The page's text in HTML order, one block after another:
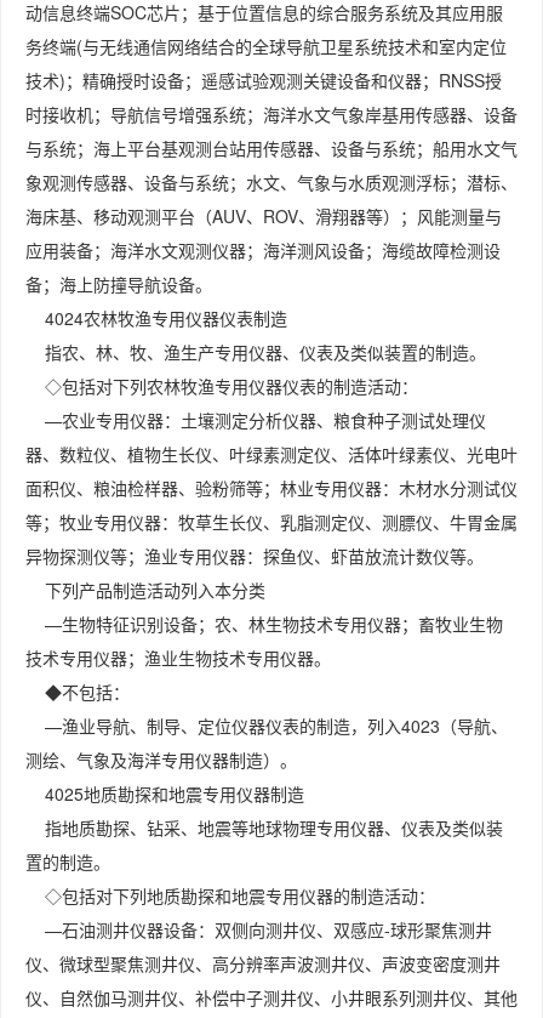
动信息终端SOC芯片；基于位置信息的综合服务系统及其应用服
务终端(与无线通信网络结合的全球导航卫星系统技术和室内定位
技术)；精确授时设备；遥感试验观测关键设备和仪器；RNSS授
时接收机；导航信号增强系统；海洋水文气象岸基用传感器、设备
与系统；海上平台基观测台站用传感器、设备与系统；船用水文气
象观测传感器、设备与系统；水文、气象与水质观测浮标；潜标、
海床基、移动观测平台（AUV、ROV、滑翔器等）；风能测量与
应用装备；海洋水文观测仪器；海洋测风设备；海缆故障检测设
备；海上防撞导航设备。
4024农林牧渔专用仪器仪表制造
指农、林、牧、渔生产专用仪器、仪表及类似装置的制造。
◇包括对下列农林牧渔专用仪器仪表的制造活动：
—农业专用仪器：土壤测定分析仪器、粮食种子测试处理仪
器、数粒仪、植物生长仪、叶绿素测定仪、活体叶绿素仪、光电叶
面积仪、粮油检样器、验粉筛等；林业专用仪器：木材水分测试仪
等；牧业专用仪器：牧草生长仪、乳脂测定仪、测膘仪、牛胃金属
异物探测仪等；渔业专用仪器：探鱼仪、虾苗放流计数仪等。
下列产品制造活动列入本分类
—生物特征识别设备；农、林生物技术专用仪器；畜牧业生物
技术专用仪器；渔业生物技术专用仪器。
◆不包括：
—渔业导航、制导、定位仪器仪表的制造，列入4023（导航、
测绘、气象及海洋专用仪器制造）。
4025地质勘探和地震专用仪器制造
指地质勘探、钻采、地震等地球物理专用仪器、仪表及类似装
置的制造。
◇包括对下列地质勘探和地震专用仪器的制造活动：
—石油测井仪器设备：双侧向测井仪、双感应-球形聚焦测井
仪、微球型聚焦测井仪、高分辨率声波测井仪、声波变密度测井
仪、自然伽马测井仪、补偿中子测井仪、小井眼系列测井仪、其他